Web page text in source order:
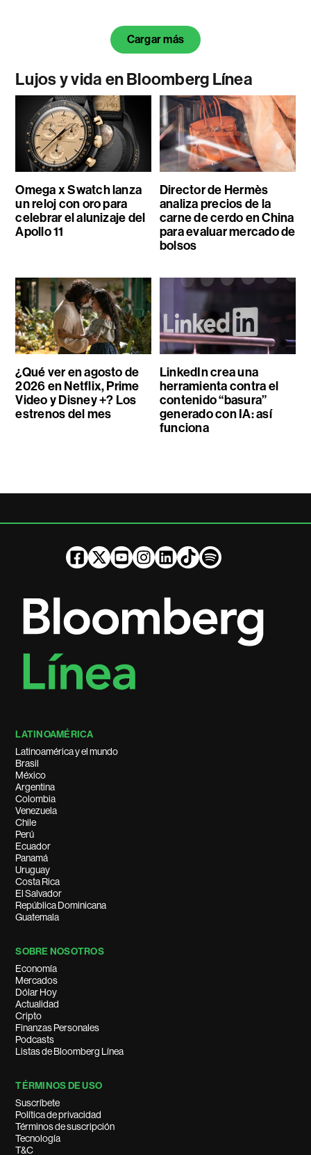
Cargar más
Lujos y vida en Bloomberg Línea
Omega x Swatch lanza
un reloj con oro para
celebrar el alunizaje del
Apollo 11
Director de Hermès
analiza precios de la
carne de cerdo en China
para evaluar mercado de
bolsos
¿Qué ver en agosto de
2026 en Netflix, Prime
Video y Disney +? Los
estrenos del mes
LinkedIn crea una
herramienta contra el
contenido “basura”
generado con IA: así
funciona
LATINOAMÉRICA
Latinoamérica y el mundo
Brasil
México
Argentina
Colombia
Venezuela
Chile
Perú
Ecuador
Panamá
Uruguay
Costa Rica
El Salvador
República Dominicana
Guatemala
SOBRE NOSOTROS
Economía
Mercados
Dólar Hoy
Actualidad
Cripto
Finanzas Personales
Podcasts
Listas de Bloomberg Línea
TÉRMINOS DE USO
Suscríbete
Política de privacidad
Términos de suscripción
Tecnología
T&C